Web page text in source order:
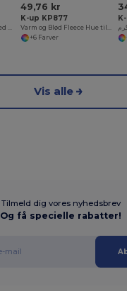
49,76 kr
K-up KP877
+6 Farver
Vis alle
Tilmeld dig vores nyhedsbrev
Og få specielle rabatter!